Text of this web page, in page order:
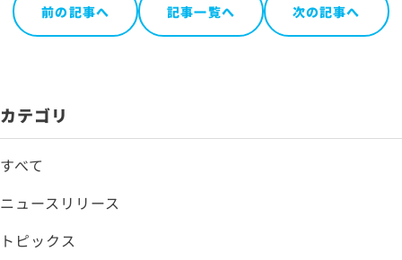
前の記事へ 記事一覧へ 次の記事へ
カテゴリ
すべて
ニュースリリース
トピックス